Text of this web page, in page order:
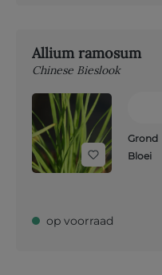
Allium ramosum
Chinese Bieslook
Grond
Bloei
op voorraad